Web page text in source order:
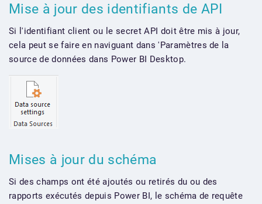
Mise à jour des identifiants de API
Si l'identifiant client ou le secret API doit être mis à jour,
cela peut se faire en naviguant dans 'Paramètres de la
source de données dans Power BI Desktop.
Mises à jour du schéma
Si des champs ont été ajoutés ou retirés du ou des
rapports exécutés depuis Power BI, le schéma de requête